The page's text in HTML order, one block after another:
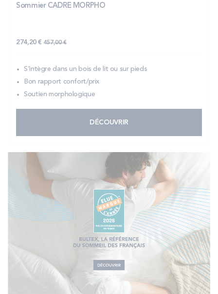
Sommier CADRE MORPHO
274,20 € 457,00 €
S'intègre dans un bois de lit ou sur pieds
Bon rapport confort/prix
Soutien morphologique
DÉCOUVRIR